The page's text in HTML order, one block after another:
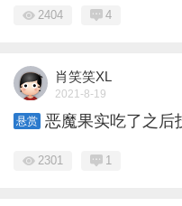
2404 4
肖笑笑XL
2021-8-19
悬赏 恶魔果实吃了之后
2301 1